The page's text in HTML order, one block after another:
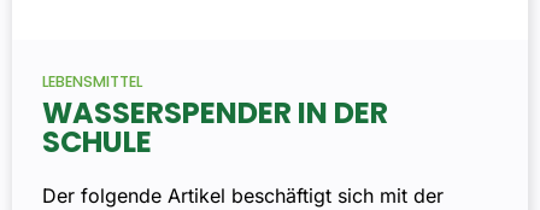
LEBENSMITTEL
WASSERSPENDER IN DER
SCHULE
Der folgende Artikel beschäftigt sich mit der